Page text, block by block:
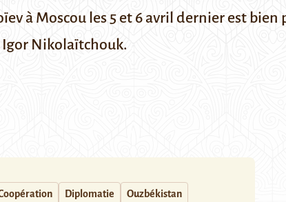
à Moscou les 5 et 6 avril dernier est bien
Nikolaïtchouk.
Diplomatie Ouzbékistan